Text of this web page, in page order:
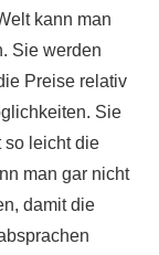
kann man
Sie werden
Preise relativ
Sie
so leicht die
man gar nicht
damit die